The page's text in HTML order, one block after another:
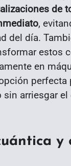
de
,
del día.
estos
en
perfecta
sin arriesgar el
y